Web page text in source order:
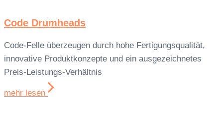
Code Drumheads
Code-Felle überzeugen durch hohe Fertigungsqualität,
innovative Produktkonzepte und ein ausgezeichnetes
Preis-Leistungs-Verhältnis
mehr lesen